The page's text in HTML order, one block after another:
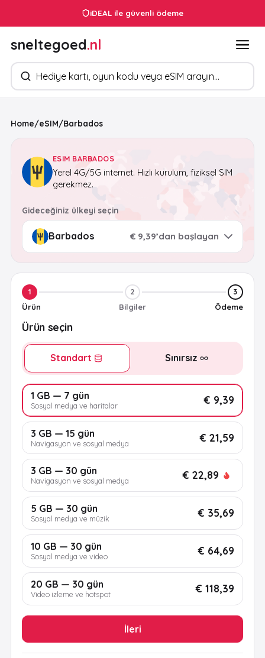
iDEAL ile güvenli ödeme
sneltegoed.nl
Ürün arayın
Home/eSIM/Barbados
ESIM BARBADOS
Yerel 4G/5G internet. Hızlı kurulum, fiziksel SIM
gerekmez.
Gideceğiniz ülkeyi seçin
€ 9,39’dan başlayan
1
Ürün
2
Bilgiler
3
Ödeme
Ürün seçin
Standart Sınırsız
1 GB — 7 gün
Sosyal medya ve haritalar € 9,39
3 GB — 15 gün
Navigasyon ve sosyal medya € 21,59
3 GB — 30 gün
Navigasyon ve sosyal medya € 22,89
5 GB — 30 gün
Sosyal medya ve müzik € 35,69
10 GB — 30 gün
Sosyal medya ve video € 64,69
20 GB — 30 gün
Video izleme ve hotspot € 118,39
İleri